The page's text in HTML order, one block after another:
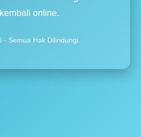
kembali online.
- Semua Hak Dilindungi.